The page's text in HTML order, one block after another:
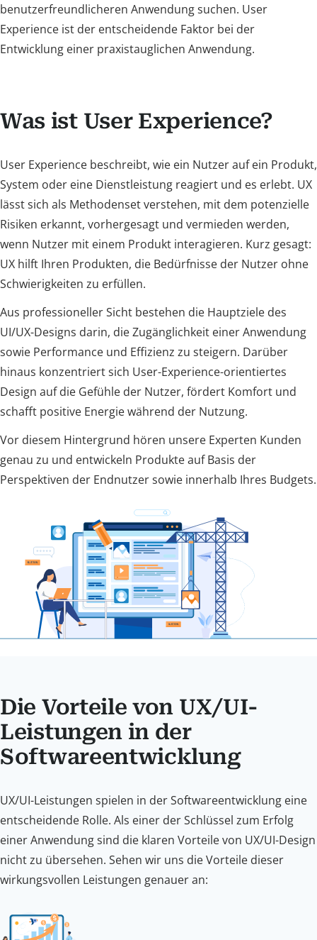
benutzerfreundlicheren Anwendung suchen. User
Experience ist der entscheidende Faktor bei der
Entwicklung einer praxistauglichen Anwendung.
Was ist User Experience?
User Experience beschreibt, wie ein Nutzer auf ein Produkt,
System oder eine Dienstleistung reagiert und es erlebt. UX
lässt sich als Methodenset verstehen, mit dem potenzielle
Risiken erkannt, vorhergesagt und vermieden werden,
wenn Nutzer mit einem Produkt interagieren. Kurz gesagt:
UX hilft Ihren Produkten, die Bedürfnisse der Nutzer ohne
Schwierigkeiten zu erfüllen.
Aus professioneller Sicht bestehen die Hauptziele des
UI/UX-Designs darin, die Zugänglichkeit einer Anwendung
sowie Performance und Effizienz zu steigern. Darüber
hinaus konzentriert sich User-Experience-orientiertes
Design auf die Gefühle der Nutzer, fördert Komfort und
schafft positive Energie während der Nutzung.
Vor diesem Hintergrund hören unsere Experten Kunden
genau zu und entwickeln Produkte auf Basis der
Perspektiven der Endnutzer sowie innerhalb Ihres Budgets.
Die Vorteile von UX/UI-
Leistungen in der
Softwareentwicklung
UX/UI-Leistungen spielen in der Softwareentwicklung eine
entscheidende Rolle. Als einer der Schlüssel zum Erfolg
einer Anwendung sind die klaren Vorteile von UX/UI-Design
nicht zu übersehen. Sehen wir uns die Vorteile dieser
wirkungsvollen Leistungen genauer an: